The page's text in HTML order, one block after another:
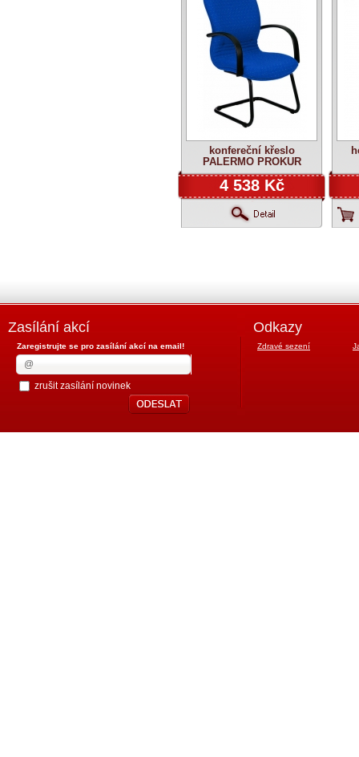
konfereční křeslo
PALERMO PROKUR
4 538 Kč
Zasílání akcí
Zaregistrujte se pro zasílání akcí na email!
zrušit zasílání novinek
Odkazy
Zdravé sezení